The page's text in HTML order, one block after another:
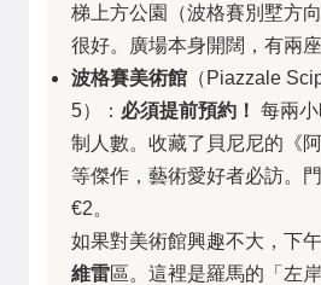
梯上方公園（波格賽別墅方
很好。廣場本身開闊，有兩
波格賽美術館 （Piazzale
5）： 必須提前預約！ 每兩
制人數。收藏了貝尼尼的《
等傑作，藝術愛好者必訪。
€2。
如果對美術館興趣不大，下
維雷區。這裡是羅馬的「左